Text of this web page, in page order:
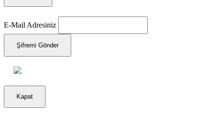
E-Mail Adresiniz
Şifremi Gönder
Kapat